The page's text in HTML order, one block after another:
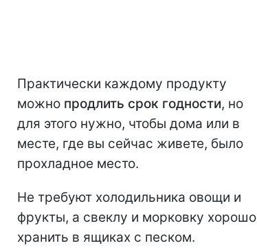
Практически каждому продукту
можно продлить срок годности, но
для этого нужно, чтобы дома или в
месте, где вы сейчас живете, было
прохладное место.
Не требуют холодильника овощи и
фрукты, а свеклу и морковку хорошо
хранить в ящиках с песком.